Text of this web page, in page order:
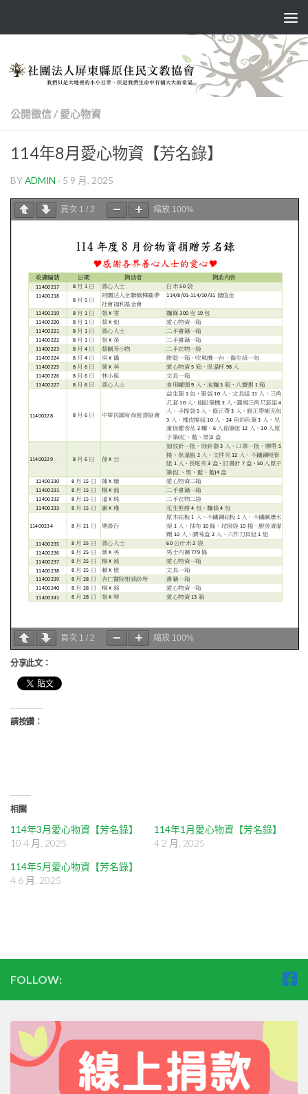
公開徵信 / 愛心物資
114年8月愛心物資【芳名錄】
BYADMIN · 5 9 月, 2025
頁次 1 / 2 縮放 100%
頁次 1 / 2 縮放 100%
分享此文：
請按讚：
相關
114年3月愛心物資【芳名錄】
10 4 月, 2025
114年1月愛心物資【芳名錄】
4 2 月, 2025
114年5月愛心物資【芳名錄】
4 6 月, 2025
FOLLOW: